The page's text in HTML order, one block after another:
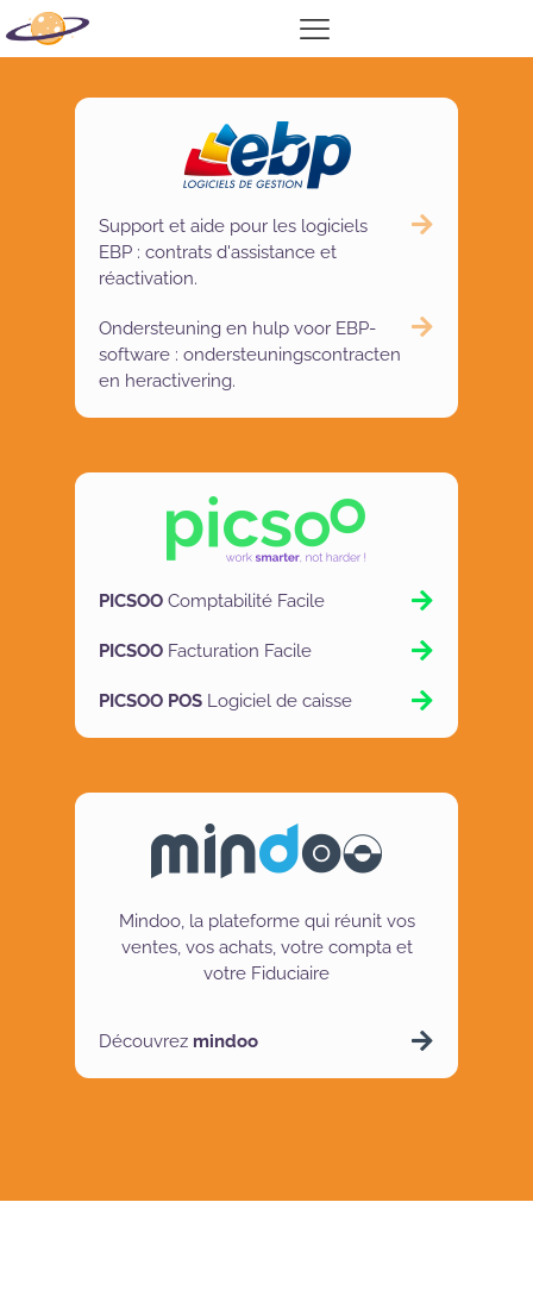
Support et aide pour les logiciels
EBP : contrats d'assistance et
réactivation.​
Ondersteuning en hulp voor EBP-
software : ondersteuningscontracten
en heractivering.
PICSOO Comptabilité Facile
PICSOO Facturation Facile
PICSOO POS Logiciel de caisse
Mindoo, la plateforme qui réunit vos
ventes, vos achats, votre compta et
votre Fiduciaire
Découvrez mindoo